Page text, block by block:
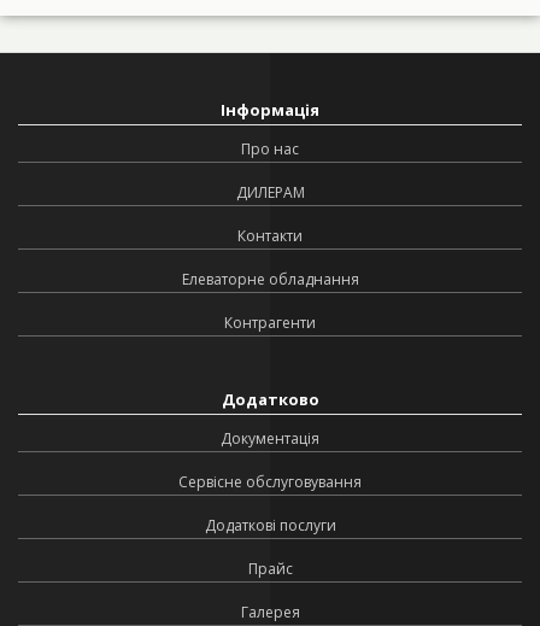
Інформація
Про нас
ДИЛЕРАМ
Контакти
Елеваторне обладнання
Контрагенти
Додатково
Документація
Сервісне обслуговування
Додаткові послуги
Прайс
Галерея